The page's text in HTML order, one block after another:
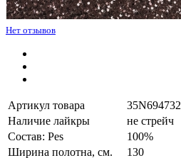
Нет отзывов
Артикул товара
35N694732
Наличие лайкры
не стрейч
Состав: Pes
100%
Ширина полотна, см.
130